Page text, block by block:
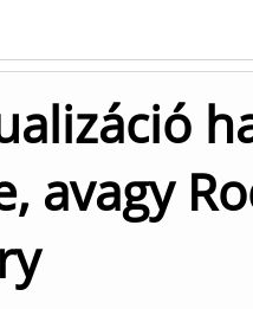
avagy